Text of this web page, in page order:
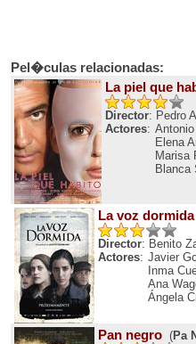
Pel�culas relacionadas:
La piel que
Director: Pedro
Actores:
Elena
Marisa
Blanca
La voz dormida
Director: Benito
Actores: Javier
Inma
Ana
Ángela
Pan negro (Pa